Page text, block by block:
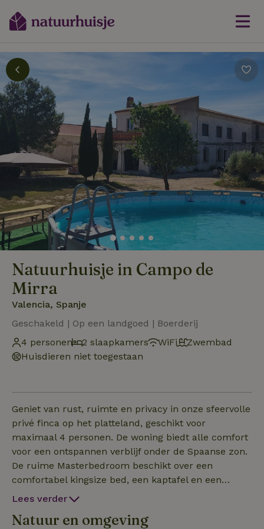
Natuurhuisje in Campo de
Mirra
Valencia, Spanje
Geschakeld | Op een landgoed | Boerderij
4 personen
2 slaapkamers WiFi
Zwembad
Huisdieren niet toegestaan
Geniet van rust, ruimte en privacy in onze sfeervolle
privé finca op het platteland, geschikt voor
maximaal 4 personen. De woning biedt alle comfort
voor een ontspannen verblijf onder de Spaanse zon.
De ruime Masterbedroom beschikt over een
comfortabel kingsize bed, een kaptafel en een
charmant Frans balkon. De tweede slaapkamer
en eveneens een Frans balkon. De moderne
Lees verder
Natuur en omgeving